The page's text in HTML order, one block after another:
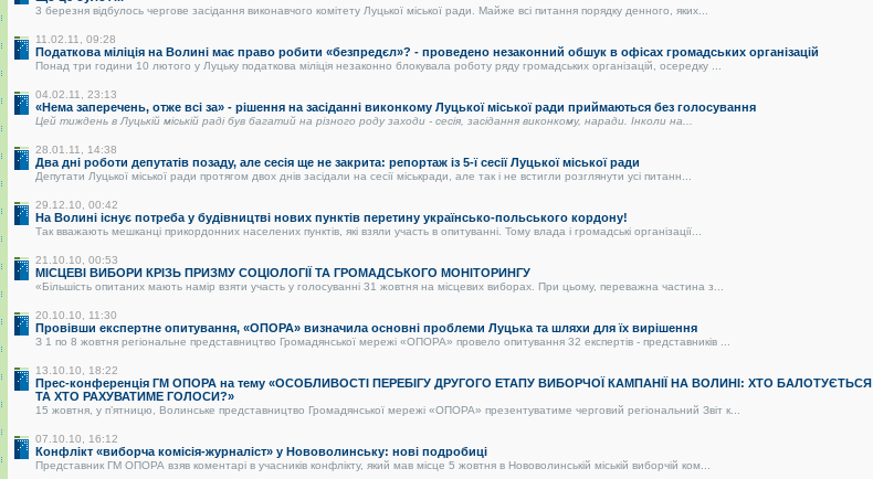
3 березня відбулось чергове засідання виконавчого комітету Луцької міської ради. Майже всі питання порядку денного, яких...
11.02.11, 09:28
Податкова міліція на Волині має право робити «безпредєл»? - проведено незаконний обшук в офісах громадських організацій
Понад три години 10 лютого у Луцьку податкова міліція незаконно блокувала роботу ряду громадських організацій, осередку ...
04.02.11, 23:13
«Нема заперечень, отже всі за» - рішення на засіданні виконкому Луцької міської ради приймаються без голосування
Цей тиждень в Луцькій міській раді був багатий на різного роду заходи - сесія, засідання виконкому, наради. Інколи на...
28.01.11, 14:38
Два дні роботи депутатів позаду, але сесія ще не закрита: репортаж із 5-ї сесії Луцької міської ради
Депутати Луцької міської ради протягом двох днів засідали на сесії міськради, але так і не встигли розглянути усі питанн...
29.12.10, 00:42
На Волині існує потреба у будівництві нових пунктів перетину українсько-польського кордону!
Так вважають мешканці прикордонних населених пунктів, які взяли участь в опитуванні. Тому влада і громадські організації...
21.10.10, 00:53
МІСЦЕВІ ВИБОРИ КРІЗЬ ПРИЗМУ СОЦІОЛОГІЇ ТА ГРОМАДСЬКОГО МОНІТОРИНГУ
«Більшість опитаних мають намір взяти участь у голосуванні 31 жовтня на місцевих виборах. При цьому, переважна частина з...
20.10.10, 11:30
Провівши експертне опитування, «ОПОРА» визначила основні проблеми Луцька та шляхи для їх вирішення
З 1 по 8 жовтня регіональне представництво Громадянської мережі «ОПОРА» провело опитування 32 експертів - представників ...
13.10.10, 18:22
Прес-конференція ГМ ОПОРА на тему «ОСОБЛИВОСТІ ПЕРЕБІГУ ДРУГОГО ЕТАПУ ВИБОРЧОЇ КАМПАНІЇ НА ВОЛИНІ: ХТО БАЛОТУЄТЬСЯ
ТА ХТО РАХУВАТИМЕ ГОЛОСИ?»
15 жовтня, у п’ятницю, Волинське представництво Громадянської мережі «ОПОРА» презентуватиме черговий регіональний Звіт к...
07.10.10, 16:12
Конфлікт «виборча комісія-журналіст» у Нововолинську: нові подробиці
Представник ГМ ОПОРА взяв коментарі в учасників конфлікту, який мав місце 5 жовтня в Нововолинській міській виборчій ком...